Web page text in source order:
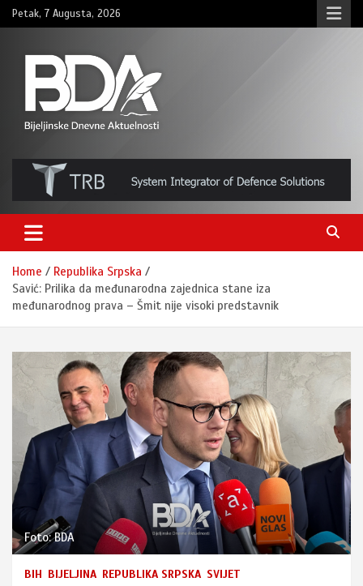
Skip
to
Petak, 7 Augusta, 2026
BNDAN.com
Home
Republika Srpska
Savić: Prilika da međunarodna zajednica stane iza
međunarodnog prava – Šmit nije visoki predstavnik
Foto: BDA
BIH BIJELJINA REPUBLIKA SRPSKA SVIJET